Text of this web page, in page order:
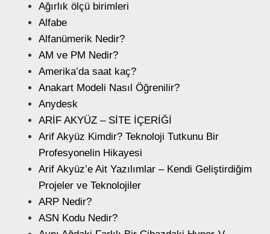
Ağırlık ölçü birimleri
Alfabe
Alfanümerik Nedir?
AM ve PM Nedir?
Amerika’da saat kaç?
Anakart Modeli Nasıl Öğrenilir?
Anydesk
ARİF AKYÜZ – SİTE İÇERİĞİ
Arif Akyüz Kimdir? Teknoloji Tutkunu Bir
Profesyonelin Hikayesi
Arif Akyüz’e Ait Yazılımlar – Kendi Geliştirdiğim
Projeler ve Teknolojiler
ARP Nedir?
ASN Kodu Nedir?